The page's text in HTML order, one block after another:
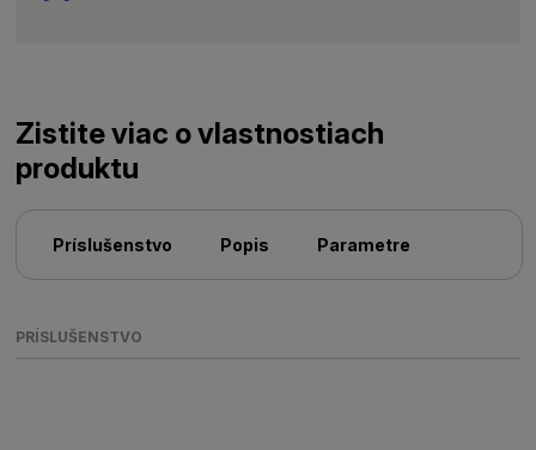
Zistite viac o vlastnostiach
produktu
Príslušenstvo Popis Parametre
PRÍSLUŠENSTVO